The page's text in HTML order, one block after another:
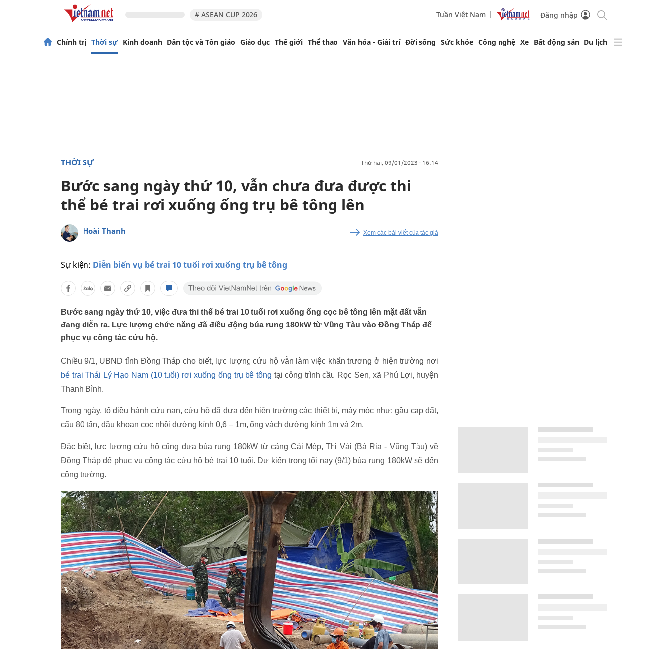
# ASEAN CUP 2026 Tuần Việt Nam Đăng nhập
Chính trị Thời sự Kinh doanh Dân tộc và Tôn giáo Giáo dục Thế giới Thể thao Văn hóa - Giải trí Đời sống Sức khỏe Công nghệ Xe Bất động sản Du lịch
THỜI SỰ thứ hai, 09/01/2023 - 16:14
Bước sang ngày thứ 10, vẫn chưa đưa được thi
thể bé trai rơi xuống ống trụ bê tông lên
Hoài Thanh Xem các bài viết của tác giả
Sự kiện: Diễn biến vụ bé trai 10 tuổi rơi xuống trụ bê tông
Bước sang ngày thứ 10, việc đưa thi thể bé trai 10 tuổi rơi xuống ống cọc bê tông lên mặt đất vẫn
đang diễn ra. Lực lượng chức năng đã điều động búa rung 180kW từ Vũng Tàu vào Đồng Tháp để
phục vụ công tác cứu hộ.
Chiều 9/1, UBND tỉnh Đồng Tháp cho biết, lực lượng cứu hộ vẫn làm việc khẩn trương ở hiện trường nơi
bé trai Thái Lý Hạo Nam (10 tuổi) rơi xuống ống trụ bê tông tại công trình cầu Rọc Sen, xã Phú Lợi, huyện
Thanh Bình.
Trong ngày, tổ điều hành cứu nạn, cứu hộ đã đưa đến hiện trường các thiết bị, máy móc như: gầu cạp đất,
cẩu 80 tấn, đầu khoan cọc nhồi đường kính 0,6 – 1m, ống vách đường kính 1m và 2m.
Đặc biệt, lực lượng cứu hộ cũng đưa búa rung 180kW từ cảng Cái Mép, Thị Vải (Bà Rịa - Vũng Tàu) về
Đồng Tháp để phục vụ công tác cứu hộ bé trai 10 tuổi. Dự kiến trong tối nay (9/1) búa rung 180kW sẽ đến
công trường.